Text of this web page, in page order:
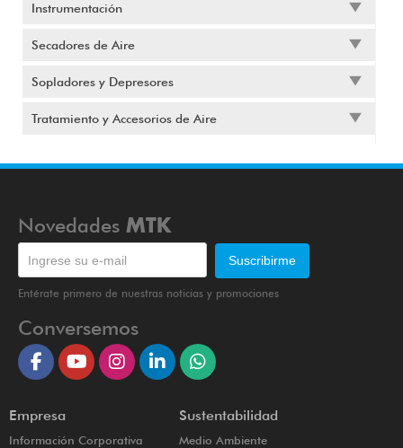
Instrumentación
Secadores de Aire
Sopladores y Depresores
Tratamiento y Accesorios de Aire
Novedades MTK
Entérate primero de nuestras noticias y promociones
Conversemos
Empresa
Información Corporativa
Sustentabilidad
Medio Ambiente